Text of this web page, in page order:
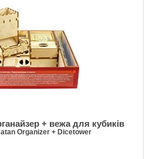
+ вежа для кубиків
Organizer + Dicetower